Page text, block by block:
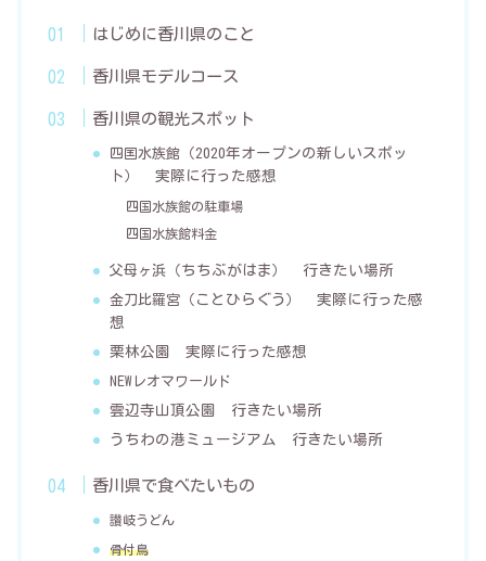
はじめに香川県のこと
香川県モデルコース
香川県の観光スポット
四国水族館 （2020年オープンの新しいスポッ
ト） 実際に行った感想
四国水族館の駐車場
四国水族館料金
父母ヶ浜 （ちちぶがはま） 行きたい場所
金刀比羅宮 （ことひらぐう） 実際に行った感
想
栗林公園 実際に行った感想
NEWレオマワールド
雲辺寺山頂公園 行きたい場所
うちわの港ミュージアム 行きたい場所
香川県で食べたいもの
讃岐うどん
骨付鳥